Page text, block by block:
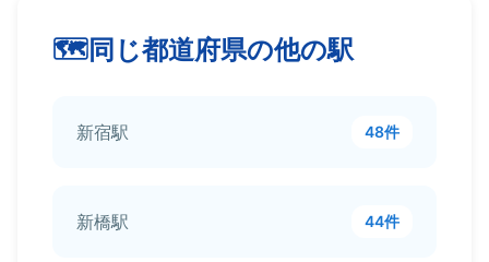
同じ都道府県の他の駅
新宿駅 48件
新橋駅 44件